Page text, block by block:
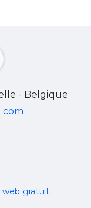
- Belgique
web gratuit